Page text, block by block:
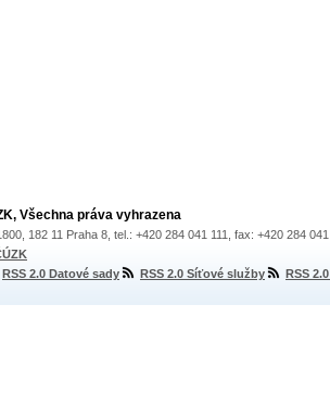
Všechna práva vyhrazena
182 11 Praha 8, tel.: +420 284 041 111, fax: +420 284
RSS 2.0 Datové sady RSS 2.0 Síťové služby RSS